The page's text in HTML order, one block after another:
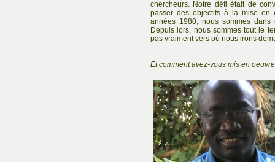
chercheurs. Notre défi était de
passer des objectifs à la mise en
années 1980, nous sommes dans
Depuis lors, nous sommes tout le
pas vraiment vers où nous irons
Et comment avez-vous mis en